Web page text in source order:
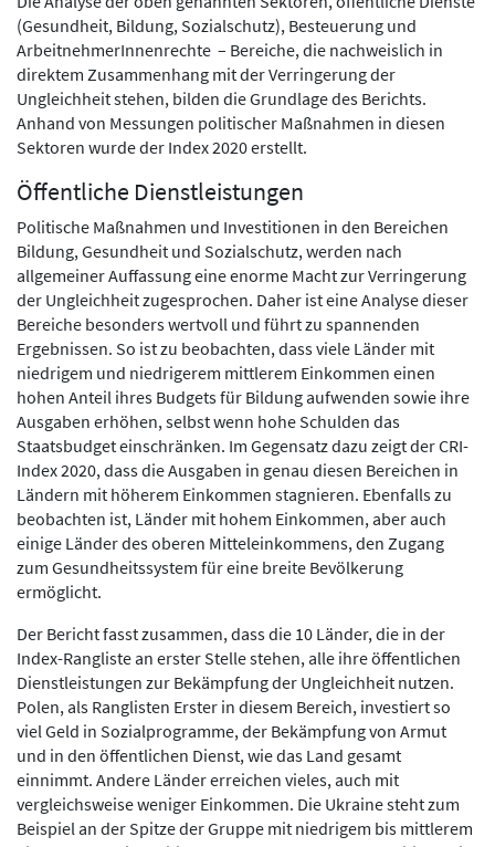
(Gesundheit, Bildung, Sozialschutz), Besteuerung und
ArbeitnehmerInnenrechte – Bereiche, die nachweislich in
direktem Zusammenhang mit der Verringerung der
Ungleichheit stehen, bilden die Grundlage des Berichts.
Anhand von Messungen politischer Maßnahmen in diesen
Sektoren wurde der Index 2020 erstellt.
Öffentliche Dienstleistungen
Politische Maßnahmen und Investitionen in den Bereichen
Bildung, Gesundheit und Sozialschutz, werden nach
allgemeiner Auffassung eine enorme Macht zur Verringerung
der Ungleichheit zugesprochen. Daher ist eine Analyse dieser
Bereiche besonders wertvoll und führt zu spannenden
Ergebnissen. So ist zu beobachten, dass viele Länder mit
niedrigem und niedrigerem mittlerem Einkommen einen
hohen Anteil ihres Budgets für Bildung aufwenden sowie ihre
Ausgaben erhöhen, selbst wenn hohe Schulden das
Staatsbudget einschränken. Im Gegensatz dazu zeigt der CRI-
Index 2020, dass die Ausgaben in genau diesen Bereichen in
Ländern mit höherem Einkommen stagnieren. Ebenfalls zu
beobachten ist, Länder mit hohem Einkommen, aber auch
einige Länder des oberen Mitteleinkommens, den Zugang
zum Gesundheitssystem für eine breite Bevölkerung
ermöglicht.
Der Bericht fasst zusammen, dass die 10 Länder, die in der
Index-Rangliste an erster Stelle stehen, alle ihre öffentlichen
Dienstleistungen zur Bekämpfung der Ungleichheit nutzen.
Polen, als Ranglisten Erster in diesem Bereich, investiert so
viel Geld in Sozialprogramme, der Bekämpfung von Armut
und in den öffentlichen Dienst, wie das Land gesamt
einnimmt. Andere Länder erreichen vieles, auch mit
vergleichsweise weniger Einkommen. Die Ukraine steht zum
Beispiel an der Spitze der Gruppe mit niedrigem bis mittlerem